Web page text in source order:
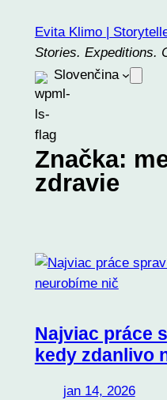
obsah
Evita Klimo |
Stories. Expeditions.
Slovenčina
Značka:
zdravie
Najviac práce
kedy zdanlivo
jan 14, 2026